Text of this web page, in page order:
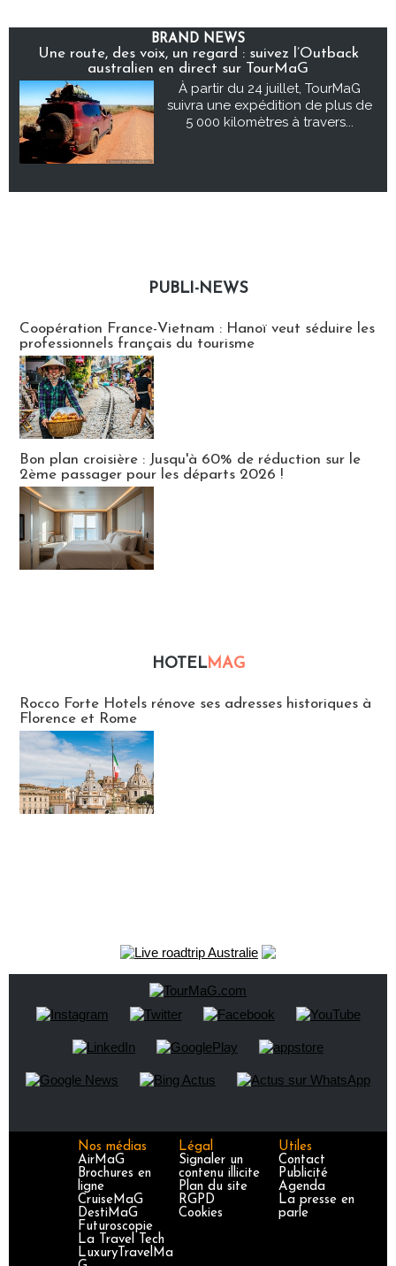
BRAND NEWS
Une route, des voix, un regard : suivez l’Outback
australien en direct sur TourMaG
À partir du 24 juillet, TourMaG
suivra une expédition de plus de
5 000 kilomètres à travers...
PUBLI-NEWS
Coopération France-Vietnam : Hanoï veut séduire les
professionnels français du tourisme
Bon plan croisière : Jusqu'à 60% de réduction sur le
2ème passager pour les départs 2026 !
HOTELMAG
Rocco Forte Hotels rénove ses adresses historiques à
Florence et Rome
Nos médias
AirMaG
Brochures en
ligne
CruiseMaG
DestiMaG
Futuroscopie
La Travel Tech
LuxuryTravelMa
Légal
Signaler un
contenu illicite
Plan du site
RGPD
Cookies
Utiles
Contact
Publicité
Agenda
La presse en
parle